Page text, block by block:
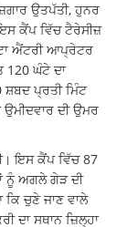
ਉਤਪੱਤੀ, ਹੁਨਰ
ਕੈਂਪ ਵਿੱਚ ਟੈਰੇਸੀਜ਼
ਐਂਟਰੀ ਆਪ੍ਰੇਟਰ
ਘੰਟੇ ਦਾ
ਪ੍ਰਤੀ ਮਿੰਟ
ਦੀ ਉਮਰ
ਇਸ ਕੈਂਪ ਵਿੱਚ 87
ਨੂੰ ਅਗਲੇ ਗੇੜ ਦੀ
ਚੁਣੇ ਜਾਣ ਵਾਲੇ
ਦਾ ਸਥਾਨ ਜ਼ਿਲ੍ਹਾ